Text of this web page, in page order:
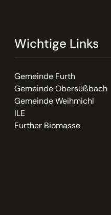
Wichtige Links
Gemeinde Furth
Gemeinde Obersüßbach
Gemeinde Weihmichl
ILE
Further Biomasse